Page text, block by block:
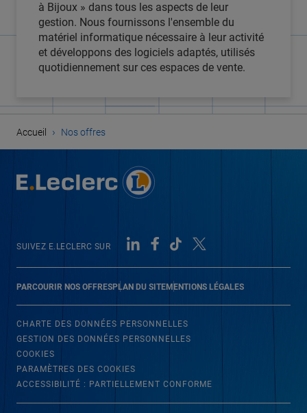
à Bijoux » dans tous les aspects de leur
gestion. Nous fournissons l'ensemble du
matériel informatique nécessaire à leur activité
et développons des logiciels adaptés, utilisés
quotidiennement sur ces espaces de vente.
Accueil › Nos offres
PARCOURIR NOS OFFRESPLAN DU SITEMENTIONS LÉGALES
SUIVEZ E.LECLERC SUR
CHARTE DES DONNÉES PERSONNELLES
GESTION DES DONNÉES PERSONNELLES
COOKIES
PARAMÈTRES DES COOKIES
ACCESSIBILITÉ : PARTIELLEMENT CONFORME